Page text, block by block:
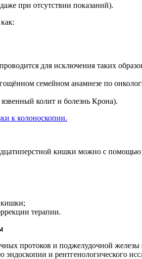
при отсутствии показаний).
для исключения таких
семейном анамнезе по
колит и болезнь Крона).
к колоноскопии.
кишки можно с
кишки;
терапии.
протоков и поджелудочной
и рентгенологического